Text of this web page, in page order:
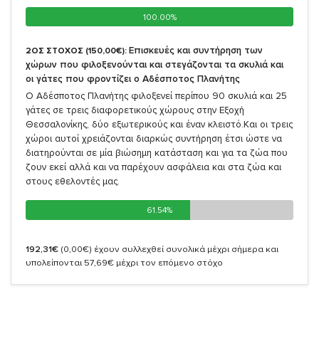
100.00%
100.00%
2ΟΣ ΣΤΟΧΟΣ (150,00€): Επισκευές και συντήρηση των
χώρων που φιλοξενούνται και στεγάζονται τα σκυλιά και
οι γάτες που φροντίζει ο Αδέσποτος Πλανήτης
Ο Αδέσποτος Πλανήτης φιλοξενεί περίπου 90 σκυλιά και 25
γάτες σε τρεις διαφορετικούς χώρους στην Εξοχή
Θεσσαλονίκης, δύο εξωτερικούς και έναν κλειστό.Και οι τρεις
χώροι αυτοί χρειάζονται διαρκώς συντήρηση έτσι ώστε να
διατηρούνται σε μία βιώσημη κατάσταση και για τα ζώα που
ζουν εκεί αλλά και να παρέχουν ασφάλεια και στα ζώα και
στους εθελοντές μας.
61.54%
61.54%
192,31€ (0,00€) έχουν συλλεχθεί συνολικά μέχρι σήμερα και
υπολείπονται 57,69€ μέχρι τον επόμενο στόχο